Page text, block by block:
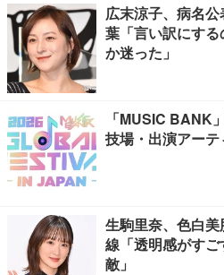
広末涼子、病名
葉「言い訳にす
か迷った」
「MUSIC BANK
技場・出演アー
生駒里奈、色白
線「透明感がす
敵」